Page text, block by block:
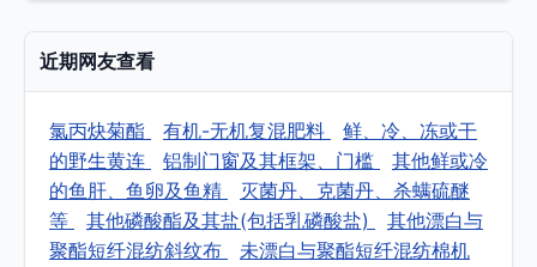
近期网友查看
氯丙炔菊酯 有机-无机复混肥料
鲜、冷、冻或干
的野生黄连
铝制门窗及其框架、门槛
其他鲜或冷
的鱼肝、鱼卵及鱼精
灭菌丹、克菌丹、杀螨硫醚
等
其他磷酸酯及其盐(包括乳磷酸盐)
其他漂白与
聚酯短纤混纺斜纹布
未漂白与聚酯短纤混纺棉机